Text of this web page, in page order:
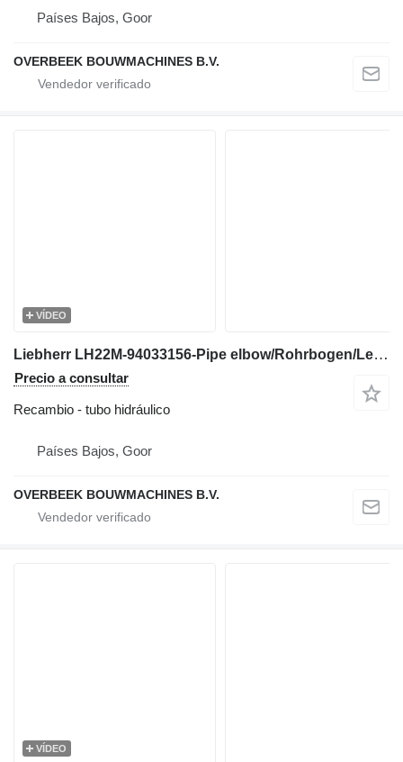
Países Bajos, Goor
OVERBEEK BOUWMACHINES B.V.
VÍDEO
Liebherr LH22M-94033156-Pipe elbow/Rohrbogen/Leiding tubo hidráulico para excavadora
Precio a consultar
Recambio - tubo hidráulico
Países Bajos, Goor
OVERBEEK BOUWMACHINES B.V.
VÍDEO